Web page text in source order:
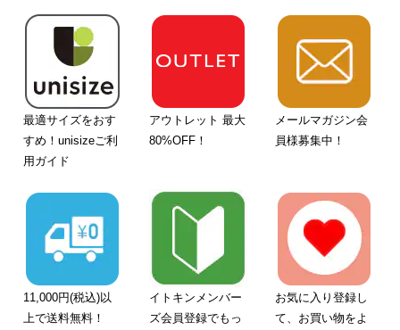
最適サイズをおす
すめ！unisizeご利
用ガイド
アウトレット 最大
80%OFF！
メールマガジン会
員様募集中！
11,000円(税込)以
上で送料無料！
イトキンメンバー
ズ会員登録でもっ
お気に入り登録し
て、お買い物をよ